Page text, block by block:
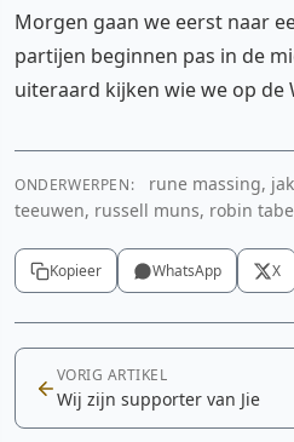
Morgen gaan we eerst naar
partijen beginnen pas in de
uiteraard kijken wie we op de
ONDERWERPEN:
rune massing,
teeuwen, russell muns, robin
Kopieer WhatsApp X
VORIG ARTIKEL
Wij zijn supporter van Jie